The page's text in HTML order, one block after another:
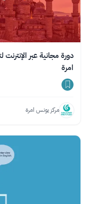
دورة مجانية عبر
امرة
مركز يونس امرة